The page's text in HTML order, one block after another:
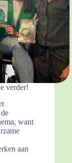
verder!
want
aan